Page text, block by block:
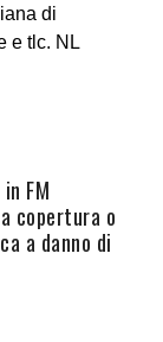
di
e tlc. NL
FM
copertura o
a danno di